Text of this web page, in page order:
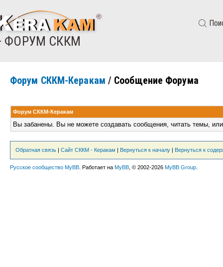
ФОРУМ СККМ
Форум СККМ-Керакам / Сообщение Форума
Форум СККМ-Керакам
Вы забанены. Вы не можете создавать сообщения, читать темы,
Обратная связь | Сайт СККМ - Керакам | Вернуться к началу | Вернуться к
Русское сообщество MyBB . Работает на MyBB , © 2002-2026 MyBB Group